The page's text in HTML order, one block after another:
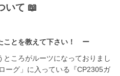
いて 📖
ことを教えて下さい！ ー
ころがルーツになっておりまし
ーグ」に入っている『CP2305ガ